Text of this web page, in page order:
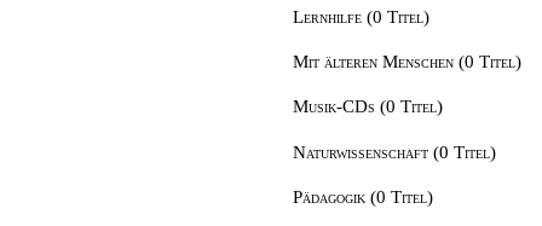
Lernhilfe (0 Titel)
Mit älteren Menschen (0 Titel)
Musik-CDs (0 Titel)
Naturwissenschaft (0 Titel)
Pädagogik (0 Titel)